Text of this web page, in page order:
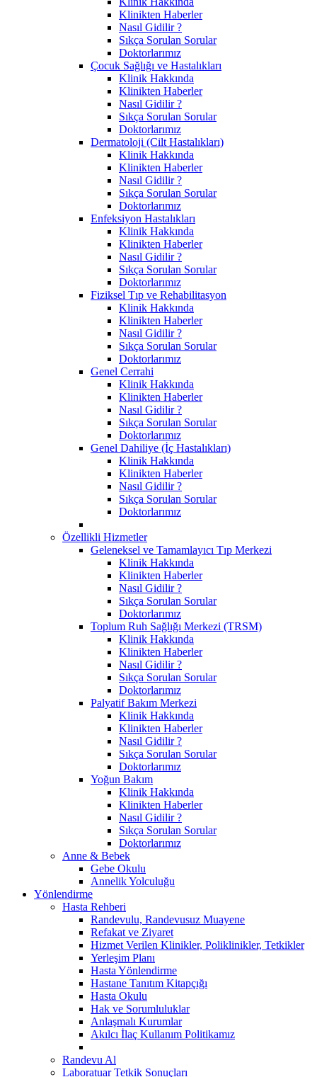
Klinikten Haberler
Nasıl Gidilir ?
Sıkça Sorulan Sorular
Doktorlarımız
Çocuk Sağlığı ve Hastalıkları
Klinik Hakkında
Klinikten Haberler
Nasıl Gidilir ?
Sıkça Sorulan Sorular
Doktorlarımız
Dermatoloji (Cilt Hastalıkları)
Klinik Hakkında
Klinikten Haberler
Nasıl Gidilir ?
Sıkça Sorulan Sorular
Doktorlarımız
Enfeksiyon Hastalıkları
Klinik Hakkında
Klinikten Haberler
Nasıl Gidilir ?
Sıkça Sorulan Sorular
Doktorlarımız
Fiziksel Tıp ve Rehabilitasyon
Klinik Hakkında
Klinikten Haberler
Nasıl Gidilir ?
Sıkça Sorulan Sorular
Doktorlarımız
Genel Cerrahi
Klinik Hakkında
Klinikten Haberler
Nasıl Gidilir ?
Sıkça Sorulan Sorular
Doktorlarımız
Genel Dahiliye (İç Hastalıkları)
Klinik Hakkında
Klinikten Haberler
Nasıl Gidilir ?
Sıkça Sorulan Sorular
Doktorlarımız
Özellikli Hizmetler
Geleneksel ve Tamamlayıcı Tıp Merkezi
Klinik Hakkında
Klinikten Haberler
Nasıl Gidilir ?
Sıkça Sorulan Sorular
Doktorlarımız
Toplum Ruh Sağlığı Merkezi (TRSM)
Klinik Hakkında
Klinikten Haberler
Nasıl Gidilir ?
Sıkça Sorulan Sorular
Doktorlarımız
Palyatif Bakım Merkezi
Klinik Hakkında
Klinikten Haberler
Nasıl Gidilir ?
Sıkça Sorulan Sorular
Doktorlarımız
Yoğun Bakım
Klinik Hakkında
Klinikten Haberler
Nasıl Gidilir ?
Sıkça Sorulan Sorular
Doktorlarımız
Anne & Bebek
Gebe Okulu
Annelik Yolculuğu
Yönlendirme
Hasta Rehberi
Randevulu, Randevusuz Muayene
Refakat ve Ziyaret
Hizmet Verilen Klinikler, Poliklinikler, Tetkikler
Yerleşim Planı
Hasta Yönlendirme
Hastane Tanıtım Kitapçığı
Hasta Okulu
Hak ve Sorumluluklar
Anlaşmalı Kurumlar
Akılcı İlaç Kullanım Politikamız
Randevu Al
Laboratuar Tetkik Sonuçları